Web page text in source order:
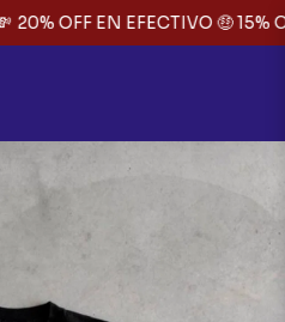
20% OFF EN EFECTIVO 🤑 15%